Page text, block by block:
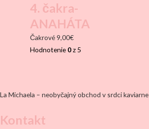
4. čakra-
ANAHÁTA
Čakrové9,00€
Hodnotenie 0z 5
La Michaela – neobyčajný obchod v srdci kaviarne
Kontakt